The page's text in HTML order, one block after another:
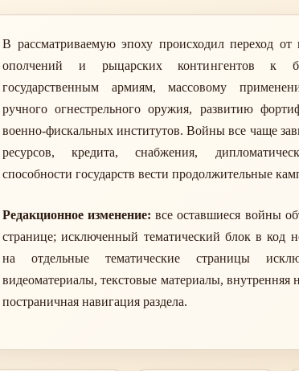
В рассматриваемую эпоху происходил переход от
ополчений и рыцарских контингентов к
государственным армиям, массовому
ручного огнестрельного оружия, развитию
военно-фискальных институтов. Войны все чаще
ресурсов, кредита, снабжения,
способности государств вести продолжительные
Редакционное изменение: все оставшиеся войны
странице; исключенный тематический блок в код
на отдельные тематические страницы
видеоматериалы, текстовые материалы, внутренняя
постраничная навигация раздела.